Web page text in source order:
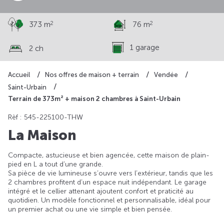
Accueil Nos offres de maison + terrain
Vendée
Saint-Urbain
Terrain de 373m² + maison 2 chambres à Saint-Urbain
373 m2 76 m2
2 ch 1 garage
Rèf : 545-225100-THW
La Maison
Compacte, astucieuse et bien agencée, cette maison de plain-
pied en L a tout d’une grande.
Sa pièce de vie lumineuse s’ouvre vers l’extérieur, tandis que les
2 chambres profitent d’un espace nuit indépendant. Le garage
intégré et le cellier attenant ajoutent confort et praticité au
quotidien. Un modèle fonctionnel et personnalisable, idéal pour
un premier achat ou une vie simple et bien pensée.